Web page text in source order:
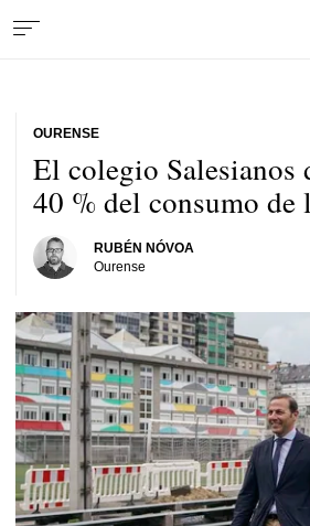
El colegio Salesianos
40 % del consumo de
OURENSE
RUBÉN NÓVOA
Ourense